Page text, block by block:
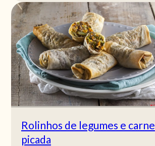
Rolinhos de legumes e carne
picada